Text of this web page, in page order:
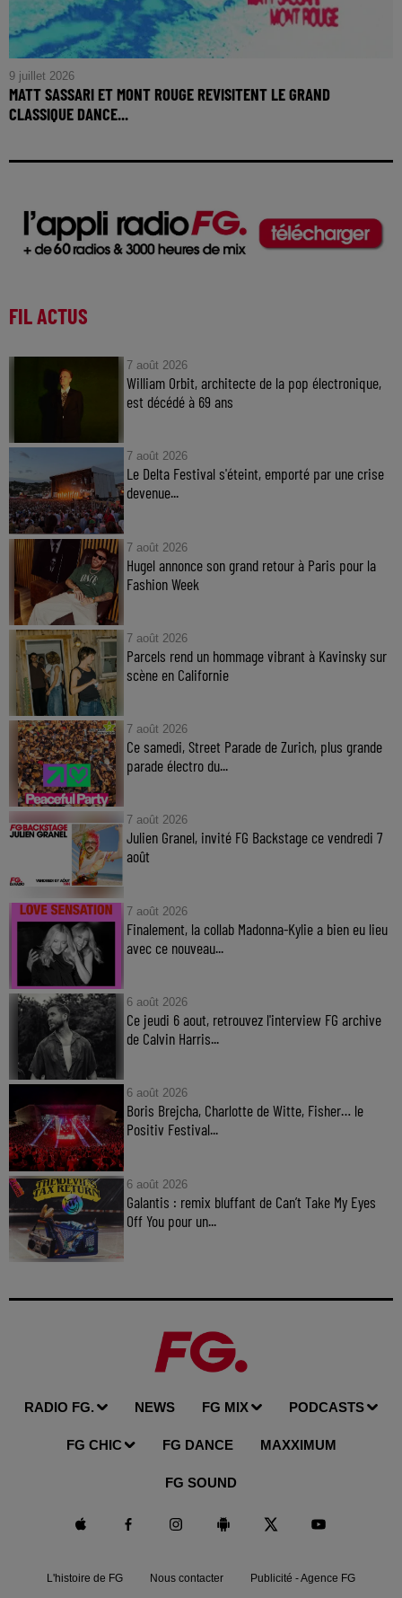
9 juillet 2026
MATT SASSARI ET MONT ROUGE REVISITENT LE GRAND
CLASSIQUE DANCE...
FIL ACTUS
7 août 2026
William Orbit, architecte de la pop électronique,
est décédé à 69 ans
7 août 2026
Le Delta Festival s'éteint, emporté par une crise
devenue...
7 août 2026
Hugel annonce son grand retour à Paris pour la
Fashion Week
7 août 2026
Parcels rend un hommage vibrant à Kavinsky sur
scène en Californie
7 août 2026
Ce samedi, Street Parade de Zurich, plus grande
parade électro du...
7 août 2026
Julien Granel, invité FG Backstage ce vendredi 7
août
7 août 2026
Finalement, la collab Madonna-Kylie a bien eu lieu
avec ce nouveau...
6 août 2026
Ce jeudi 6 aout, retrouvez l'interview FG archive
de Calvin Harris...
6 août 2026
Boris Brejcha, Charlotte de Witte, Fisher… le
Positiv Festival...
6 août 2026
Galantis : remix bluffant de Can’t Take My Eyes
Off You pour un...
RADIO FG. NEWS FG MIX PODCASTS
FG CHIC FG DANCE MAXXIMUM
FG SOUND
L'histoire de FG Nous contacter Publicité - Agence FG